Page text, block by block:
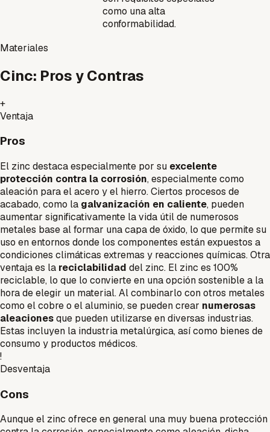
como una alta
conformabilidad.
Materiales
Cinc: Pros y Contras
+
Ventaja
Pros
El zinc destaca especialmente por su excelente
protección contra la corrosión, especialmente como
aleación para el acero y el hierro. Ciertos procesos de
acabado, como la galvanización en caliente, pueden
aumentar significativamente la vida útil de numerosos
metales base al formar una capa de óxido, lo que permite su
uso en entornos donde los componentes están expuestos a
condiciones climáticas extremas y reacciones químicas. Otra
ventaja es la reciclabilidad del zinc. El zinc es 100%
reciclable, lo que lo convierte en una opción sostenible a la
hora de elegir un material. Al combinarlo con otros metales
como el cobre o el aluminio, se pueden crear numerosas
aleacionesque pueden utilizarse en diversas industrias.
Estas incluyen la industria metalúrgica, así como bienes de
consumo y productos médicos.
!
Desventaja
Cons
Aunque el zinc ofrece en general una muy buena protección